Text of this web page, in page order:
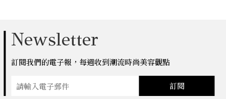
Newsletter
訂閱我們的電子報，每週收到潮流時尚美容觀點
訂閱